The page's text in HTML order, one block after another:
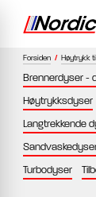
Forsiden / Høytrykk
Brennerdyser -
Høytrykksdyser
Langtrekkende
Turbodyser